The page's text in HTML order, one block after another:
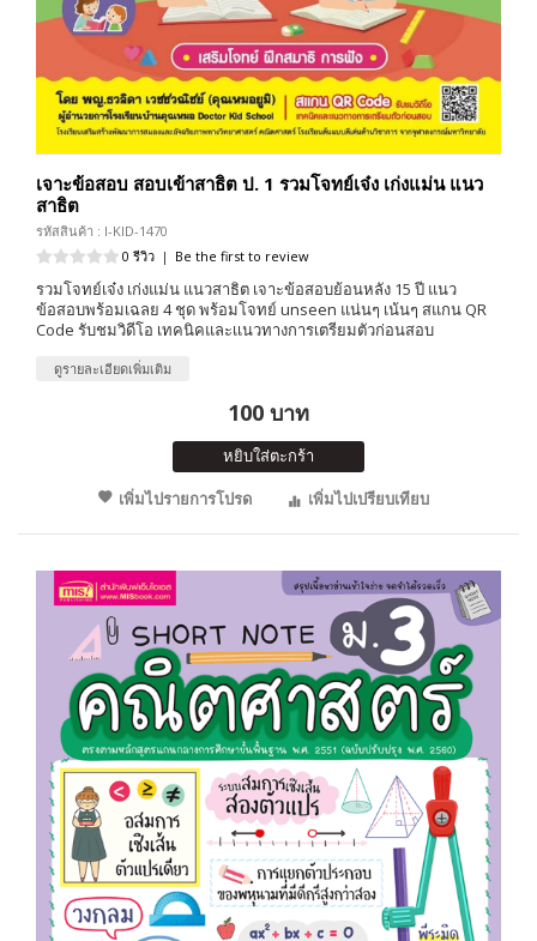
เจาะข้อสอบ สอบเข้าสาธิต ป. 1 รวมโจทย์เจ๋ง เก่งแม่น แนว
สาธิต
รหัสสินค้า : I-KID-1470
0 รีวิว | Be the first to review
รวมโจทย์เจ๋ง เก่งแม่น แนวสาธิต เจาะข้อสอบย้อนหลัง 15 ปี แนว
ข้อสอบพร้อมเฉลย 4 ชุด พร้อมโจทย์ unseen แน่นๆ เน้นๆ สแกน QR
Code รับชมวิดีโอ เทคนิคและเเนวทางการเตรียมตัวก่อนสอบ
ดูรายละเอียดเพิ่มเติม
100 บาท
หยิบใส่ตะกร้า
เพิ่มไปรายการโปรด
เพิ่มไปเปรียบเทียบ